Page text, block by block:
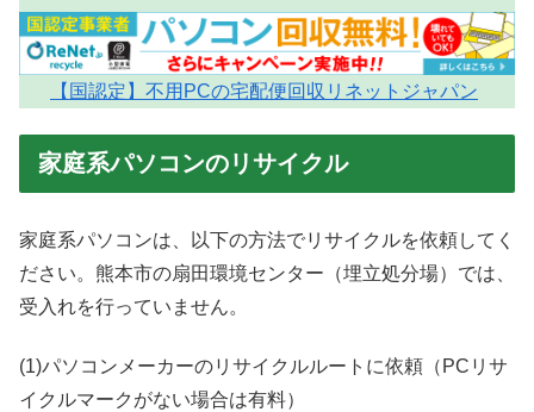
【国認定】不用PCの宅配便回収リネットジャパン
家庭系パソコンのリサイクル
家庭系パソコンは、以下の方法でリサイクルを依頼してく
ださい。熊本市の扇田環境センター（埋立処分場）では、
受入れを行っていません。
(1)パソコンメーカーのリサイクルルートに依頼（PCリサ
イクルマークがない場合は有料）